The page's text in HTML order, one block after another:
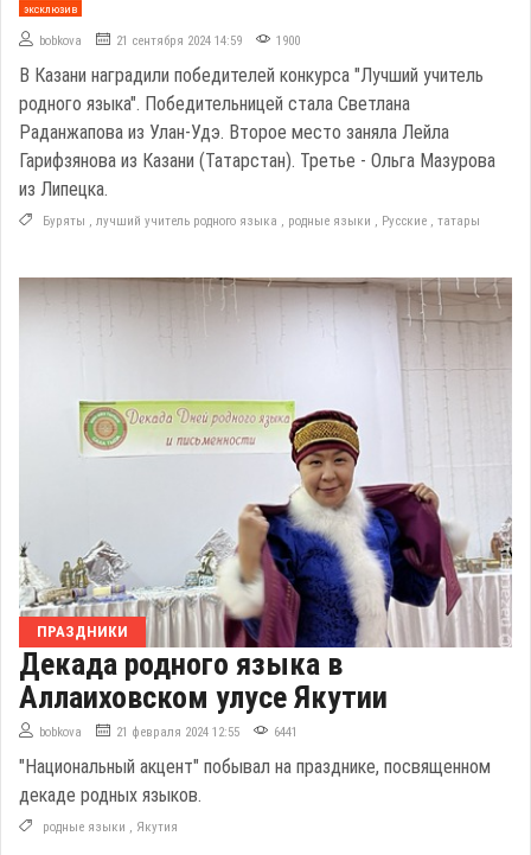
эксклюзив
bobkova 21 сентября 2024 14:59 1900
В Казани наградили победителей конкурса "Лучший учитель
родного языка". Победительницей стала Светлана
Раданжапова из Улан-Удэ. Второе место заняла Лейла
Гарифзянова из Казани (Татарстан). Третье - Ольга Мазурова
из Липецка.
Буряты , лучший учитель родного языка , родные языки , Русские , татары
ПРАЗДНИКИ
Декада родного языка в
Аллаиховском улусе Якутии
bobkova 21 февраля 2024 12:55 6441
"Национальный акцент" побывал на празднике, посвященном
декаде родных языков.
родные языки , Якутия